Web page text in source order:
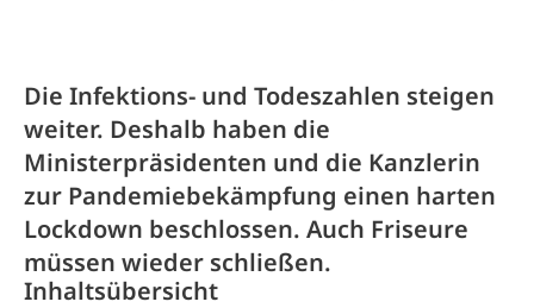
Die Infektions- und Todeszahlen steigen
weiter. Deshalb haben die
Ministerpräsidenten und die Kanzlerin
zur Pandemiebekämpfung einen harten
Lockdown beschlossen. Auch Friseure
müssen wieder schließen.
Inhaltsübersicht